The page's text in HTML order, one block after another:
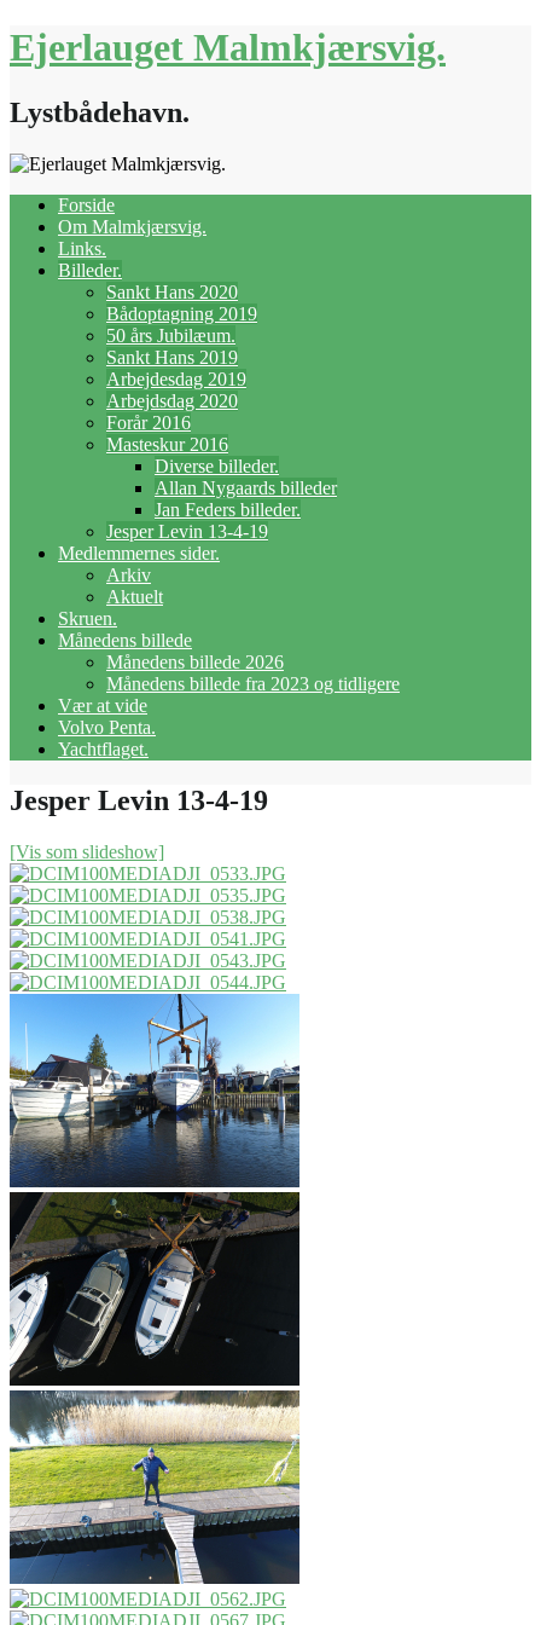
Ejerlauget Malmkjærsvig.
Lystbådehavn.
Forside
Om Malmkjærsvig.
Links.
Billeder.
Sankt Hans 2020
Bådoptagning 2019
50 års Jubilæum.
Sankt Hans 2019
Arbejdesdag 2019
Arbejdsdag 2020
Forår 2016
Masteskur 2016
Diverse billeder.
Allan Nygaards billeder
Jan Feders billeder.
Jesper Levin 13-4-19
Medlemmernes sider.
Arkiv
Aktuelt
Skruen.
Månedens billede
Månedens billede 2026
Månedens billede fra 2023 og tidligere
Vær at vide
Volvo Penta.
Yachtflaget.
Jesper Levin 13-4-19
[Vis som slideshow]